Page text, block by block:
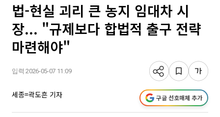
법-현실 괴리 큰 농지 임대차 시
장... "규제보다 합법적 출구 전략
마련해야"
입력 2026-05-07 11:09
세종=곽도흔 기자 구글 선호매체 추가